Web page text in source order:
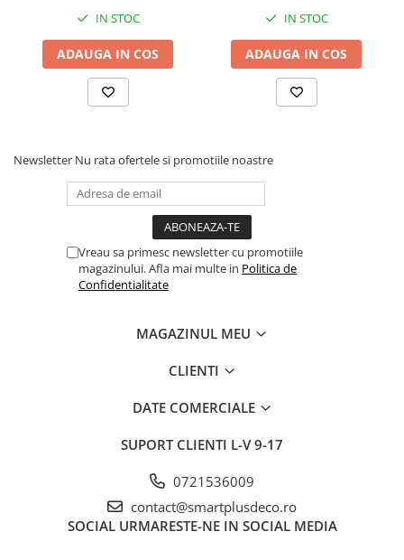
IN STOC
ADAUGA IN COS
IN STOC
ADAUGA IN COS
Newsletter Nu rata ofertele si promotiile noastre
Vreau sa primesc newsletter cu promotiile
magazinului. Afla mai multe in Politica de
Confidentialitate
MAGAZINUL MEU
CLIENTI
DATE COMERCIALE
SUPORT CLIENTI L-V 9-17
0721536009
contact@smartplusdeco.ro
SOCIAL URMARESTE-NE IN SOCIAL MEDIA